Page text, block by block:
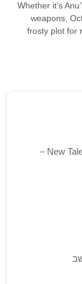
Whether it’s
weapons,
frosty plot for
New Tales from the Borderlands (Deluxe Edition) –